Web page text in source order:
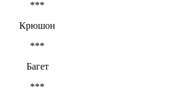
***
Крюшон
***
Багет
***